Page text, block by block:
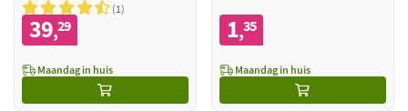
1
39,29
Maandag in huis
1,35
Maandag in huis